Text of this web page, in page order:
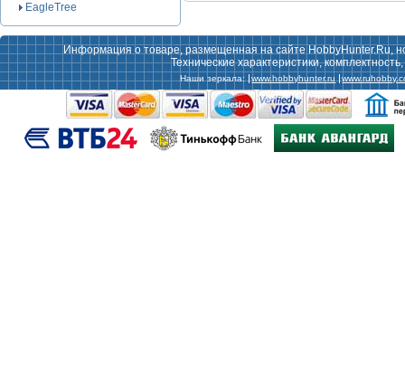
EagleTree
Информация о товаре, размещенная на сайте HobbyHunter.Ru,
Технические характеристики,
Наши зеркала: www.hobbyhunter.ru